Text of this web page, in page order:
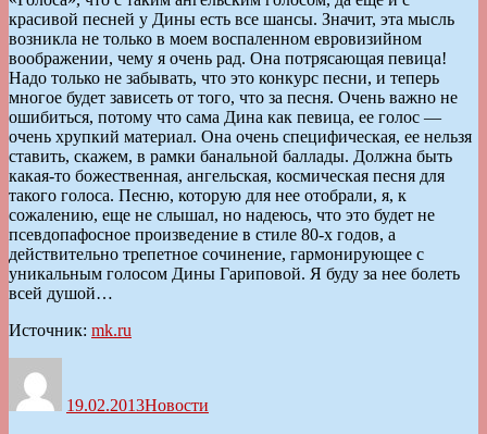
красивой песней у Дины есть все шансы. Значит, эта мысль
возникла не только в моем воспаленном евровизийном
воображении, чему я очень рад. Она потрясающая певица!
Надо только не забывать, что это конкурс песни, и теперь
многое будет зависеть от того, что за песня. Очень важно не
ошибиться, потому что сама Дина как певица, ее голос —
очень хрупкий материал. Она очень специфическая, ее нельзя
ставить, скажем, в рамки банальной баллады. Должна быть
какая-то божественная, ангельская, космическая песня для
такого голоса. Песню, которую для нее отобрали, я, к
сожалению, еще не слышал, но надеюсь, что это будет не
псевдопафосное произведение в стиле 80-х годов, а
действительно трепетное сочинение, гармонирующее с
уникальным голосом Дины Гариповой. Я буду за нее болеть
всей душой…
Источник: mk.ru
19.02.2013Новости